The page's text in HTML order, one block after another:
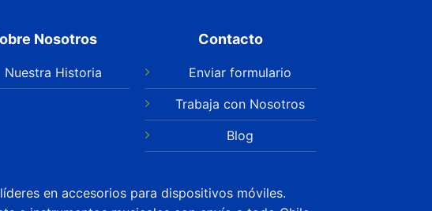
Nosotros
Nuestra Historia
Contacto
Enviar formulario
Trabaja con Nosotros
Blog
en accesorios para dispositivos móviles.